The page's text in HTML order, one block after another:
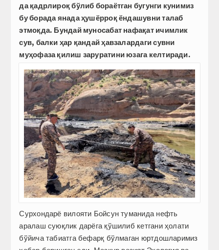
да қадрлироқ бўлиб бораётган бугунги кунимиз
бу борада янада ҳушёрроқ ёндашувни талаб
этмоқда. Бундай муносабат нафақат ичимлик
сув, балки ҳар қандай ҳавзалардаги сувни
муҳофаза қилиш заруратини юзага келтиради.
Сурхондарё вилояти Бойсун туманида нефть
аралаш суюқлик дарёга қўшилиб кетгани ҳолати
бўйича табиатга бефарқ бўлмаган юртдошларимиз